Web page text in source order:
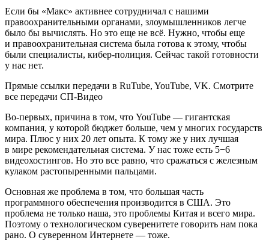
Если бы «Макс» активнее сотрудничал с нашими
правоохранительными органами, злоумышленников легче
было бы вычислять. Но это еще не всё. Нужно, чтобы еще
и правоохранительная система была готова к этому, чтобы
были специалисты, кибер-полиция. Сейчас такой готовности
у нас нет.
Прямые ссылки передачи в RuTube, YouTube, VK. Смотрите
все передачи СП-Видео
Во-первых, причина в том, что YouTube — гигантская
компания, у которой бюджет больше, чем у многих государств
мира. Плюс у них 20 лет опыта. К тому же у них лучшая
в мире рекомендательная система. У нас тоже есть 5−6
видеохостингов. Но это все равно, что сражаться с железным
кулаком растопыренными пальцами.
Основная же проблема в том, что большая часть
программного обеспечения производится в США. Это
проблема не только наша, это проблемы Китая и всего мира.
Поэтому о технологическом суверенитете говорить нам пока
рано. О суверенном Интернете — тоже.